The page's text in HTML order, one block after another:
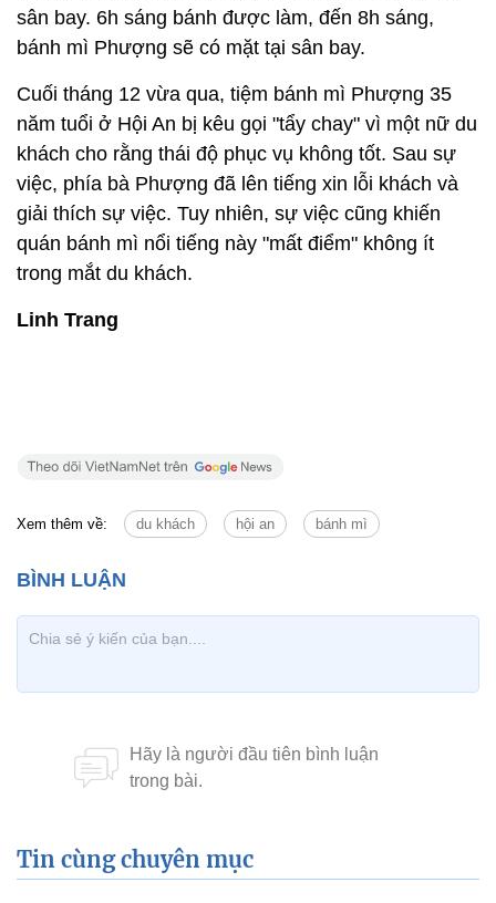
sân bay. 6h sáng bánh được làm, đến 8h sáng,
bánh mì Phượng sẽ có mặt tại sân bay.
Cuối tháng 12 vừa qua, tiệm bánh mì Phượng 35
năm tuổi ở Hội An bị kêu gọi "tẩy chay" vì một nữ du
khách cho rằng thái độ phục vụ không tốt. Sau sự
việc, phía bà Phượng đã lên tiếng xin lỗi khách và
giải thích sự việc. Tuy nhiên, sự việc cũng khiến
quán bánh mì nổi tiếng này "mất điểm" không ít
trong mắt du khách.
Linh Trang
Xem thêm về: du khách hội an bánh mì
Tin cùng chuyên mục